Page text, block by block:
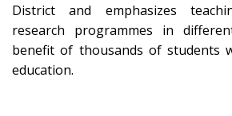
District and emphasizes
research programmes in
benefit of thousands of students
education.